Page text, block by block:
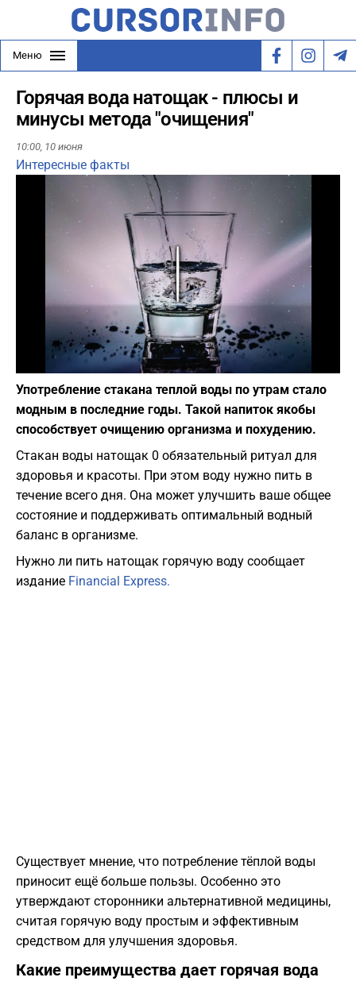
Меню
Горячая вода натощак - плюсы и
минусы метода "очищения"
10:00, 10 июня
Интересные факты
Play
Фото: pixabay.com
Употребление стакана теплой воды по утрам стало
модным в последние годы. Такой напиток якобы
способствует очищению организма и похудению.
Стакан воды натощак 0 обязательный ритуал для
здоровья и красоты. При этом воду нужно пить в
течение всего дня. Она может улучшить ваше общее
состояние и поддерживать оптимальный водный
баланс в организме.
Нужно ли пить натощак горячую воду сообщает
издание Financial Express.
Существует мнение, что потребление тёплой воды
приносит ещё больше пользы. Особенно это
утверждают сторонники альтернативной медицины,
считая горячую воду простым и эффективным
средством для улучшения здоровья.
Какие преимущества дает горячая вода